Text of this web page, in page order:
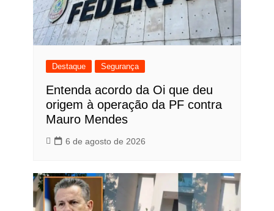
Destaque Segurança
Entenda acordo da Oi que deu
origem à operação da PF contra
Mauro Mendes
6 de agosto de 2026